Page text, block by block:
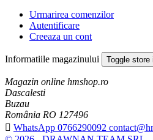
Urmarirea comenzilor
Autentificare
Creeaza un cont
Informatiile magazinului Toggle store
Magazin online hmshop.ro
Dascalesti
Buzau
România RO 127496
 WhatsApp 0766290092